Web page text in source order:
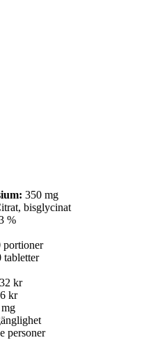
350 mg
bisglycinat
%
portioner
tabletter
kr
kr
personer